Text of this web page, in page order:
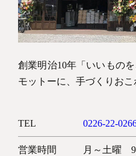
Copyright © KESENNUMA
創業明治10年「いいもの
モットーに、手づくりお
TEL 0226-22-
営業時間
月～土曜